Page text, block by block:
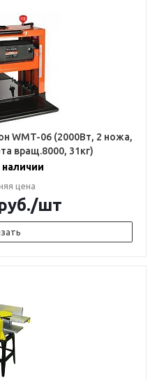
WMT-06 (2000Вт, 2 ножа,
вращ.8000, 31кг)
цена
/шт